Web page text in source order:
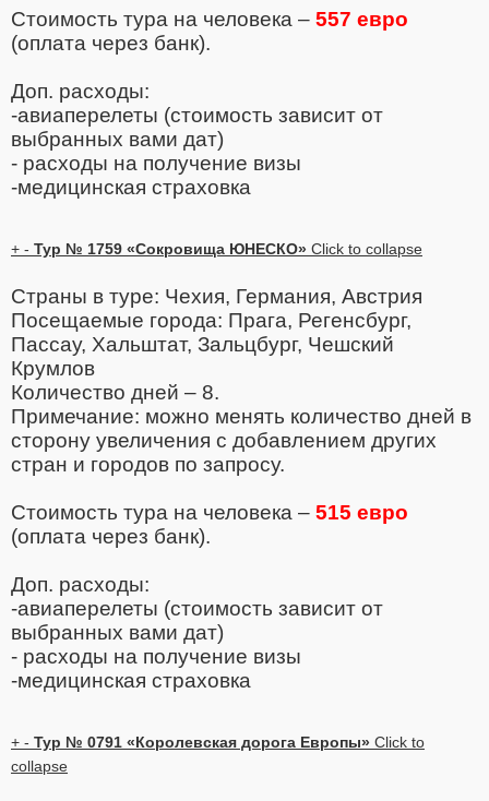
Стоимость тура на человека – 557 евро
(оплата через банк).
Доп. расходы:
-авиаперелеты (стоимость зависит от
выбранных вами дат)
- расходы на получение визы
-медицинская страховка
+ - Тур № 1759 «Сокровища ЮНЕСКО» Click to collapse
Страны в туре: Чехия, Германия, Австрия
Посещаемые города: Прага, Регенсбург,
Пассау, Хальштат, Зальцбург, Чешский
Крумлов
Количество дней – 8.
Примечание: можно менять количество дней в
сторону увеличения с добавлением других
стран и городов по запросу.
Стоимость тура на человека – 515 евро
(оплата через банк).
Доп. расходы:
-авиаперелеты (стоимость зависит от
выбранных вами дат)
- расходы на получение визы
-медицинская страховка
+ - Тур № 0791 «Королевская дорога Европы» Click to
collapse